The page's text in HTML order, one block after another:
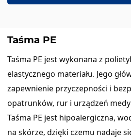
Taśma PE
Taśma PE jest wykonana z
elastycznego materiału. Jego
zapewnienie przyczepności i
opatrunków, rur i urządzeń
Taśma PE jest hipoalergiczna,
na skórze, dzięki czemu nadaje